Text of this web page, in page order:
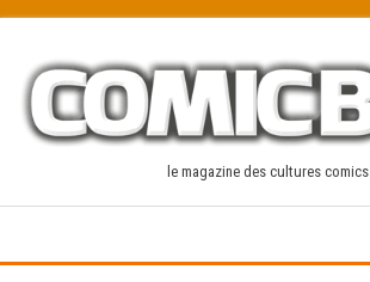
content
le magazine des cultures comics